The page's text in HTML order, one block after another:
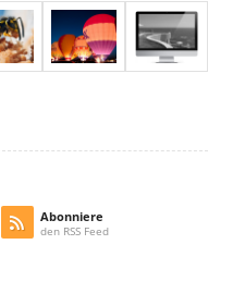
Abonniere
den RSS Feed